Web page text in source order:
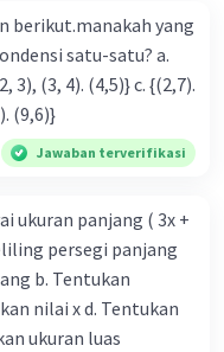
berikut.manakah yang
9). (9,6)}
Jawaban terverifikasi
ukuran panjang ( 3x +
persegi panjang
b. Tentukan
nilai x d. Tentukan
ukuran luas